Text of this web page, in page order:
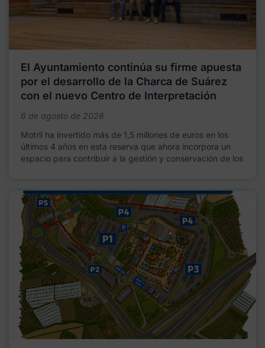
El Ayuntamiento continúa su firme apuesta
por el desarrollo de la Charca de Suárez
con el nuevo Centro de Interpretación
6 de agosto de 2026
Motril ha invertido más de 1,5 millones de euros en los
últimos 4 años en esta reserva que ahora incorpora un
espacio para contribuir a la gestión y conservación de los